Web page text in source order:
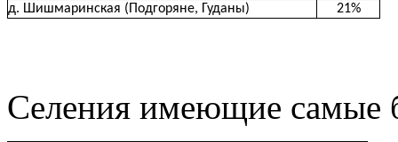
д. Шишмаринская (Подгоряне, Гуданы)
21%
Селения имеющие самые